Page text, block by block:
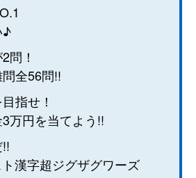
♪
問！
全56問!!
指せ！
万円を当てよう!!
漢字超ジグザグワーズ